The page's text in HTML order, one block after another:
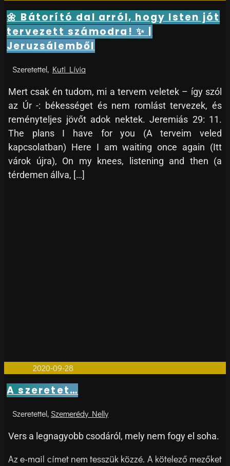
🌼 Bátorító dal arról, hogy Isten jót
tervezett számodra! ✨ |
Jeruzsálemből
Kuti Lívia
Mert csak én tudom, mi a tervem veletek – így szól
az Úr -: békességet és nem romlást tervezek, és
reményteljes jövőt adok nektek. Jeremiás 29: 11.
The plans I have for you (A terveim veled
kapcsolatban) Here I am waiting once again (Itt
várok újra), On my knees, listening and then (a
térdemen állva, […]
2020-09-28
A szeretet…
Szemerédy Nelly
Vers a legnagyobb csodáról, mely nem fogy el soha.
Az e-mail címet nem tesszük közzé. A kötelező mezőket